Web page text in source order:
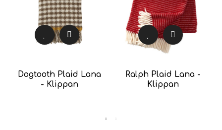
Dogtooth Plaid Lana
- Klippan
Ralph Plaid Lana -
Klippan